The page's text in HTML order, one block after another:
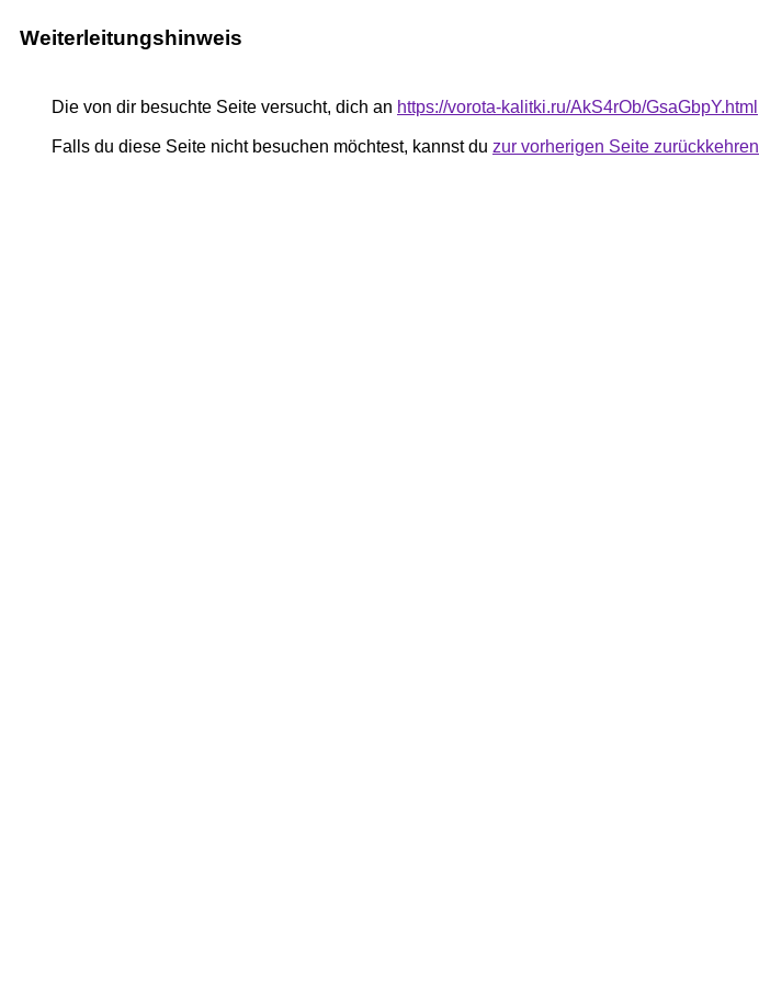
Weiterleitungshinweis
Die von dir besuchte Seite versucht, dich an https://vorota-kalitki.ru/AkS4rOb/GsaGbpY.html
Falls du diese Seite nicht besuchen möchtest, kannst du zur vorherigen Seite zurückkehren